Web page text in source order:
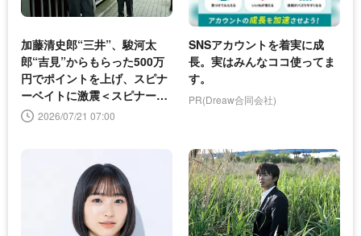
加藤清史郎“三井”、駿河太
郎“吉見”からもらった500万
円でポイントを上げ、スピナ
ーベイトに激震＜スピナーベ
イト＞2026/07/21 07:00
SNSアカウントを着実に成
長。実はみんなココ使ってま
す。
PR(Dreaw合同会社)